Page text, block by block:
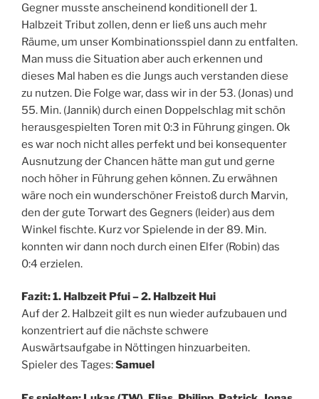
Gegner musste anscheinend konditionell der 1.
Halbzeit Tribut zollen, denn er ließ uns auch mehr
Räume, um unser Kombinationsspiel dann zu entfalten.
Man muss die Situation aber auch erkennen und
dieses Mal haben es die Jungs auch verstanden diese
zu nutzen. Die Folge war, dass wir in der 53. (Jonas) und
55. Min. (Jannik) durch einen Doppelschlag mit schön
herausgespielten Toren mit 0:3 in Führung gingen. Ok
es war noch nicht alles perfekt und bei konsequenter
Ausnutzung der Chancen hätte man gut und gerne
noch höher in Führung gehen können. Zu erwähnen
wäre noch ein wunderschöner Freistoß durch Marvin,
den der gute Torwart des Gegners (leider) aus dem
Winkel fischte. Kurz vor Spielende in der 89. Min.
konnten wir dann noch durch einen Elfer (Robin) das
0:4 erzielen.
Fazit: 1. Halbzeit Pfui – 2. Halbzeit Hui
Auf der 2. Halbzeit gilt es nun wieder aufzubauen und
konzentriert auf die nächste schwere
Auswärtsaufgabe in Nöttingen hinzuarbeiten.
Spieler des Tages:Samuel